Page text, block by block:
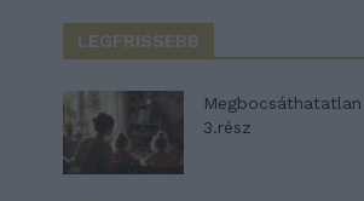
LEGFRISSEBB
3.rész